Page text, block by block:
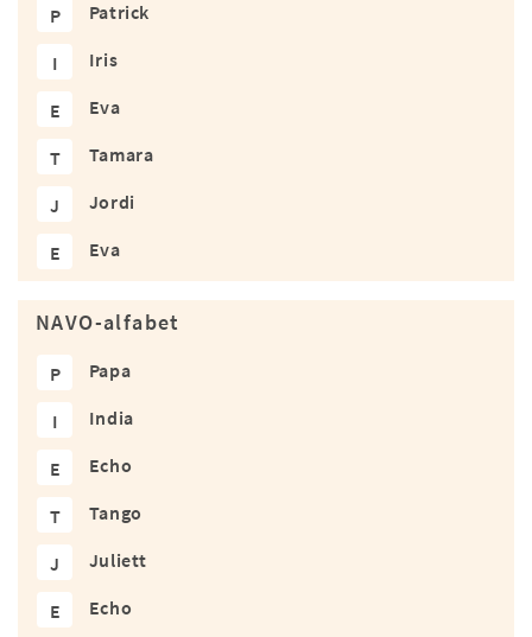
P Patrick
I Iris
E Eva
T Tamara
J Jordi
E Eva
NAVO-alfabet
P Papa
I India
E Echo
T Tango
J Juliett
E Echo